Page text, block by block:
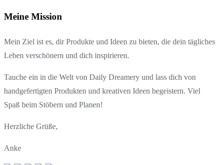
Meine Mission
Mein Ziel ist es, dir Produkte und Ideen zu bieten, die dein tägliches
Leben verschönern und dich inspirieren.
Tauche ein in die Welt von Daily Dreamery und lass dich von
handgefertigten Produkten und kreativen Ideen begeistern. Viel
Spaß beim Stöbern und Planen!
Herzliche Grüße,
Anke